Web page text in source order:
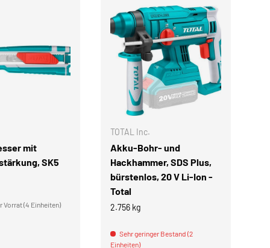
mit
SK5
Vorrat (4 Einheiten)
TOTAL Inc.
Akku-Bohr- und
Hackhammer, SDS Plus,
bürstenlos, 20 V Li-Ion -
Total
2.756 kg
Sehr geringer Bestand (2
Einheiten)
IN DEN